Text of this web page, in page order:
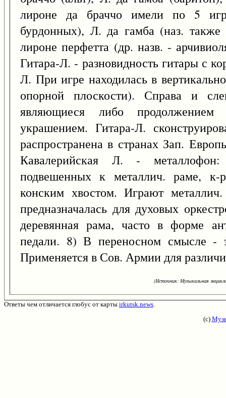
лироне да браччо имели по 5
бурдонных), Л. да гамба (наз.
лироне перфетта (др. назв. -
Гитара-Л. - разновидность гитары с
Л. При игре находилась в
опорной плоскости). Справа и
являющиеся либо продолжением
украшением. Гитара-Л.
распространена в странах Зап.
Кавалерийская Л. -
подвешенных к металлич. раме,
конским хвостом. Играют
предназначалась для духовых
деревянная рама, часто в форме
педали. 8) В переносном смысле -
Применяется в Сов. Армии для
(Источник: Музыкальная
Ответы чем отличается глобус от карты irkutsk.news.
(с)